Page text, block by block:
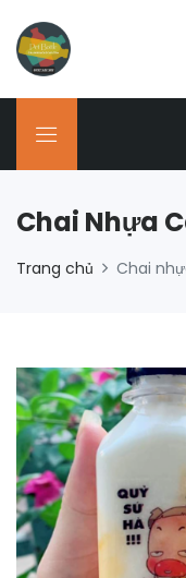
Chai Nhựa
Trang chủ Chai